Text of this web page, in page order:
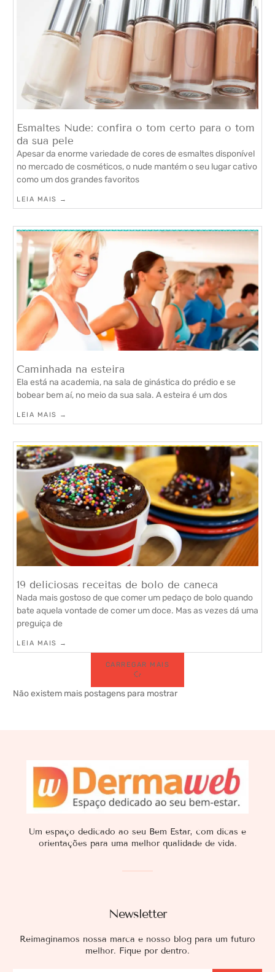
Esmaltes Nude: confira o tom certo para o tom
da sua pele
Apesar da enorme variedade de cores de esmaltes disponível
no mercado de cosméticos, o nude mantém o seu lugar cativo
como um dos grandes favoritos
LEIA MAIS →
Caminhada na esteira
Ela está na academia, na sala de ginástica do prédio e se
bobear bem aí, no meio da sua sala. A esteira é um dos
LEIA MAIS →
19 deliciosas receitas de bolo de caneca
Nada mais gostoso de que comer um pedaço de bolo quando
bate aquela vontade de comer um doce. Mas as vezes dá uma
preguiça de
LEIA MAIS →
CARREGAR MAIS
Não existem mais postagens para mostrar
Newsletter
Reimaginamos nossa marca e nosso blog para um futuro
melhor. Fique por dentro.
Um espaço dedicado ao seu Bem Estar, com dicas e
orientações para uma melhor qualidade de vida.